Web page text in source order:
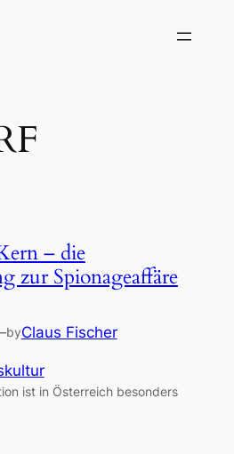
– die
zur Spionageaffäre
byClaus Fischer
ist in Österreich besonders